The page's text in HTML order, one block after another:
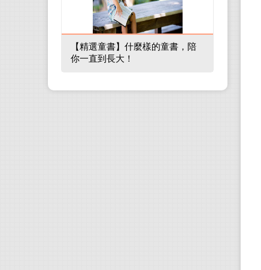
【精選童書】什麼樣的童書，陪
你一直到長大！